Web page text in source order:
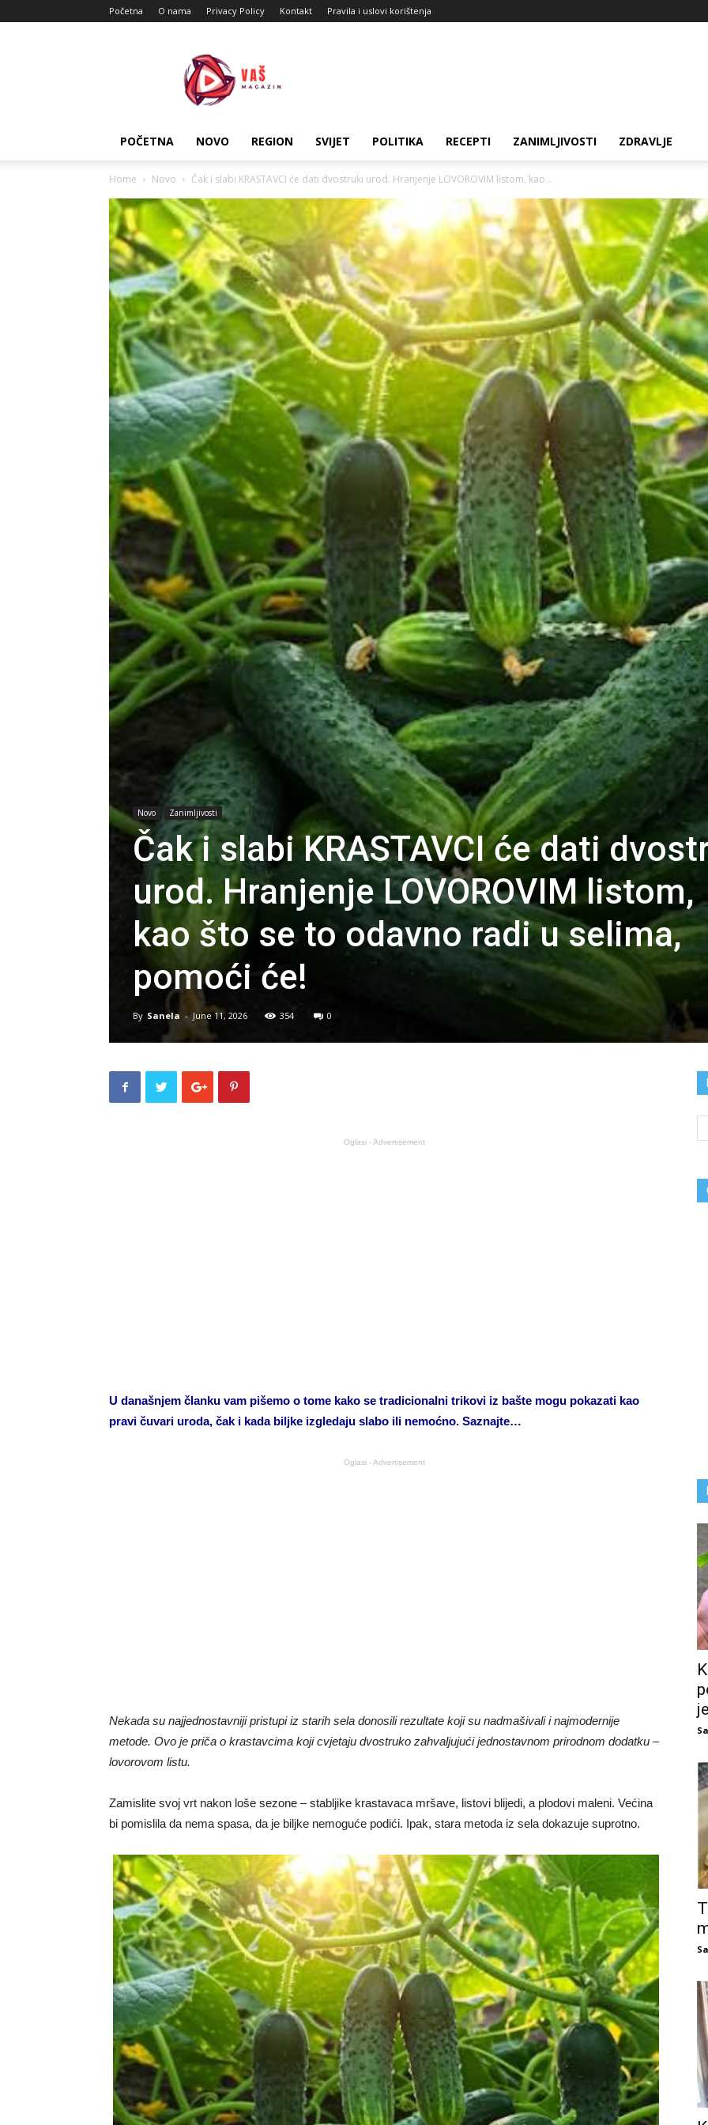
Početna O nama Privacy Policy Kontakt Pravila i uslovi korištenja
Magazin
POČETNA NOVO REGION SVIJET POLITIKA RECEPTI ZANIMLJIVOSTI ZDRAVLJE
Home Novo Čak i slabi KRASTAVCI će dati dvostruki urod. Hranjenje LOVOROVIM listom, kao...
Novo Zanimljivosti
Čak i slabi KRASTAVCI će dati
urod. Hranjenje LOVOROVIM listom,
kao što se to odavno radi u selima,
pomoći će!
By Sanela - June 11, 2026 354 0
Oglasi - Advertisement
U današnjem članku vam pišemo o tome kako se tradicionalni trikovi iz bašte mogu pokazati kao
pravi čuvari uroda, čak i kada biljke izgledaju slabo ili nemoćno. Saznajte…
Oglasi - Advertisement
Nekada su najjednostavniji pristupi iz starih sela donosili rezultate koji su nadmašivali i najmodernije
metode. Ovo je priča o krastavcima koji cvjetaju dvostruko zahvaljujući jednostavnom prirodnom dodatku –
lovorovom listu.
Zamislite svoj vrt nakon loše sezone – stabljike krastavaca mršave, listovi blijedi, a plodovi maleni. Većina
bi pomislila da nema spasa, da je biljke nemoguće podići. Ipak, stara metoda iz sela dokazuje suprotno.